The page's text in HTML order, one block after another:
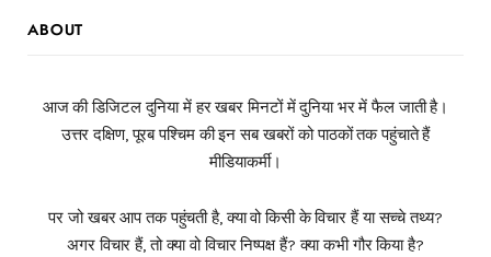
ABOUT
आज की डिजिटल दुनिया में हर खबर मिनटों में दुनिया भर में फैल जाती है।
उत्तर दक्षिण, पूरब पश्चिम की इन सब खबरों को पाठकों तक पहुंचाते हैं
मीडियाकर्मी।
पर जो खबर आप तक पहुंचती है, क्या वो किसी के विचार हैं या सच्चे तथ्य?
अगर विचार हैं, तो क्या वो विचार निष्पक्ष हैं? क्या कभी गौर किया है?